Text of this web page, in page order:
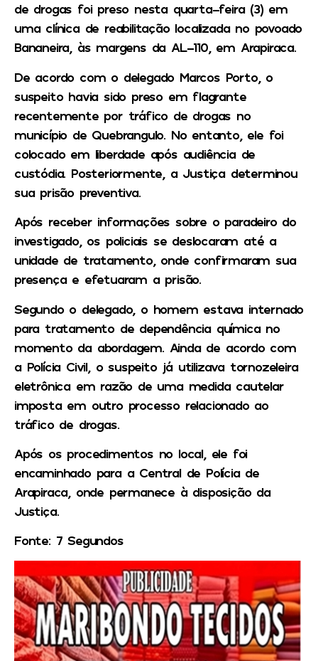
de drogas foi preso nesta quarta-feira (3) em
uma clínica de reabilitação localizada no povoado
Bananeira, às margens da AL-110, em Arapiraca.
De acordo com o delegado Marcos Porto, o
suspeito havia sido preso em flagrante
recentemente por tráfico de drogas no
município de Quebrangulo. No entanto, ele foi
colocado em liberdade após audiência de
custódia. Posteriormente, a Justiça determinou
sua prisão preventiva.
Após receber informações sobre o paradeiro do
investigado, os policiais se deslocaram até a
unidade de tratamento, onde confirmaram sua
presença e efetuaram a prisão.
Segundo o delegado, o homem estava internado
para tratamento de dependência química no
momento da abordagem. Ainda de acordo com
a Polícia Civil, o suspeito já utilizava tornozeleira
eletrônica em razão de uma medida cautelar
imposta em outro processo relacionado ao
tráfico de drogas.
Após os procedimentos no local, ele foi
encaminhado para a Central de Polícia de
Arapiraca, onde permanece à disposição da
Justiça.
Fonte: 7 Segundos